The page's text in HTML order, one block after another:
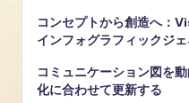
コンセプトから創造へ：
インフォグラフィックジ
コミュニケーション図を
化に合わせて更新する